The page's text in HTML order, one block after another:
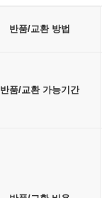
반품/교환 방법
반품/교환 가능기간